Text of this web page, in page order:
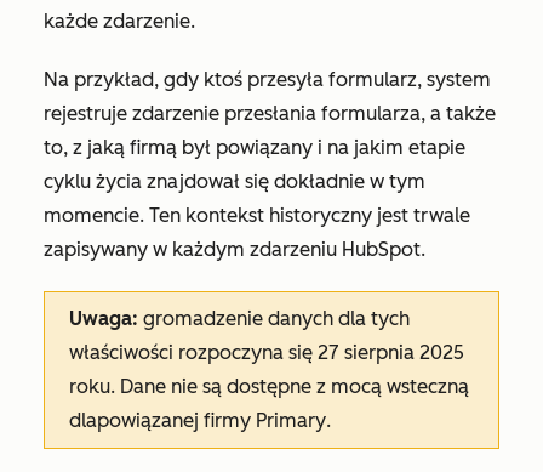
każde zdarzenie.
Na przykład, gdy ktoś przesyła formularz, system
rejestruje zdarzenie przesłania formularza, a także
to, z jaką firmą był powiązany i na jakim etapie
cyklu życia znajdował się dokładnie w tym
momencie. Ten kontekst historyczny jest trwale
zapisywany w każdym zdarzeniu HubSpot.
Uwaga: gromadzenie danych dla tych
właściwości rozpoczyna się 27 sierpnia 2025
roku. Dane nie są dostępne z mocą wsteczną
dlapowiązanej firmy Primary.